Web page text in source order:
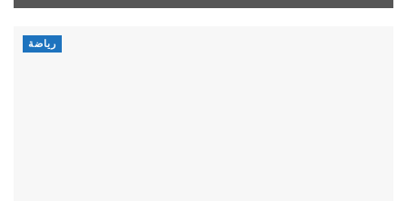
رياضة